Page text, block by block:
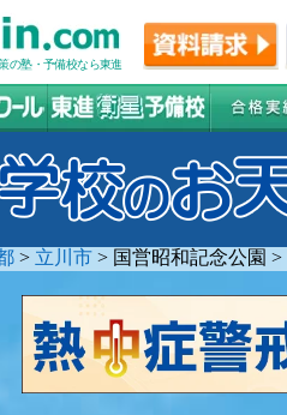
の塾・予備校なら東進
> 立川市 > 国営昭和記念公園 >